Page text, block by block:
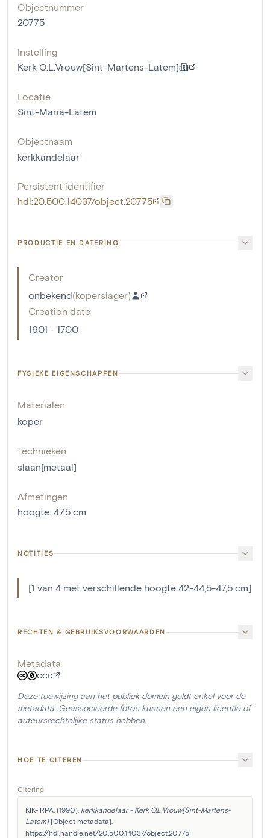
Objectnummer
20775
Instelling
Kerk O.L.Vrouw[Sint-Martens-Latem]
Locatie
Sint-Maria-Latem
Objectnaam
kerkkandelaar
Persistent identifier
hdl:20.500.14037/object.20775
PRODUCTIE EN DATERING
Creator
onbekend(koperslager)
Creation date
1601 - 1700
FYSIEKE EIGENSCHAPPEN
Materialen
koper
Technieken
slaan[metaal]
Afmetingen
hoogte: 47.5 cm
NOTITIES
[1 van 4 met verschillende hoogte 42-44,5-47,5 cm]
RECHTEN & GEBRUIKSVOORWAARDEN
Metadata
CC0
Deze toewijzing aan het publiek domein geldt enkel voor de
metadata. Geassocieerde foto's kunnen een eigen licentie of
auteursrechtelijke status hebben.
HOE TE CITEREN
Citering
KIK-IRPA. (1990). kerkkandelaar - Kerk O.L.Vrouw[Sint-Martens-
Latem] [Object metadata].
https://hdl.handle.net/20.500.14037/object.20775